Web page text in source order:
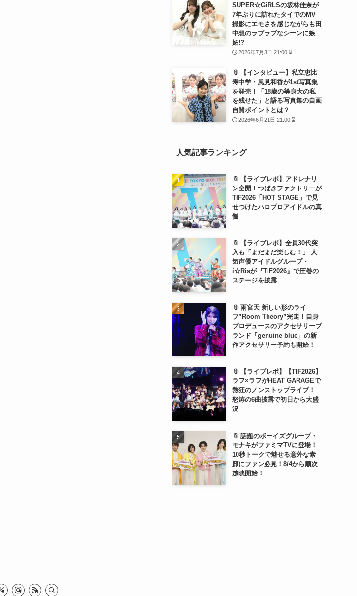
SUPER☆GiRLSの坂林佳奈が
7年ぶりに訪れたタイでのMV
撮影にエモさを感じながらも田
中想のラブラブなシーンに嫉
妬!?
2026年7月3日 21:00 ⌛
📎 【インタビュー】私立恵比
寿中学・風見和香が1st写真集
を発売！「18歳の等身大の私
を残せた」と語る写真集の自画
自賛ポイントとは？
2026年6月21日 21:00 ⌛
人気記事ランキング
📎 【ライブレポ】アドレナリ
ン全開！つばきファクトリーが
TIF2026「HOT STAGE」で見
せつけたハロプロアイドルの真
髄
📎 【ライブレポ】全員30代突
入も「まだまだ楽しむ！」 人
気声優アイドルグループ・
i☆Risが『TIF2026』で圧巻の
ステージを披露
📎 雨宮天 新しい形のライ
ブ”Room Theory”完走！自身
プロデュースのアクセサリーブ
ランド「genuine blue」の新
作アクセサリー予約も開始！
📎 【ライブレポ】【TIF2026】
ラフ×ラフがHEAT GARAGEで
熱狂のノンストップライブ！
怒涛の6曲披露で初日から大盛
況
📎 話題のボーイズグループ・
モナキがファミマTVに登場！
10秒トークで魅せる意外な素
顔にファン必見！8/4から順次
放映開始！